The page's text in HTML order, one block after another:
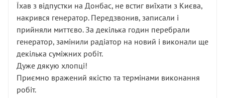
Їхав з відпустки на Донбас, не встиг виїхати з Києва,
накрився генератор. Передзвонив, записали і
прийняли миттєво. За декілька годин перебрали
генератор, замінили радіатор на новий і виконали ще
декілька суміжних робіт.
Дуже дякую хлопці!
Приємно вражений якістю та термінами виконання
робіт.